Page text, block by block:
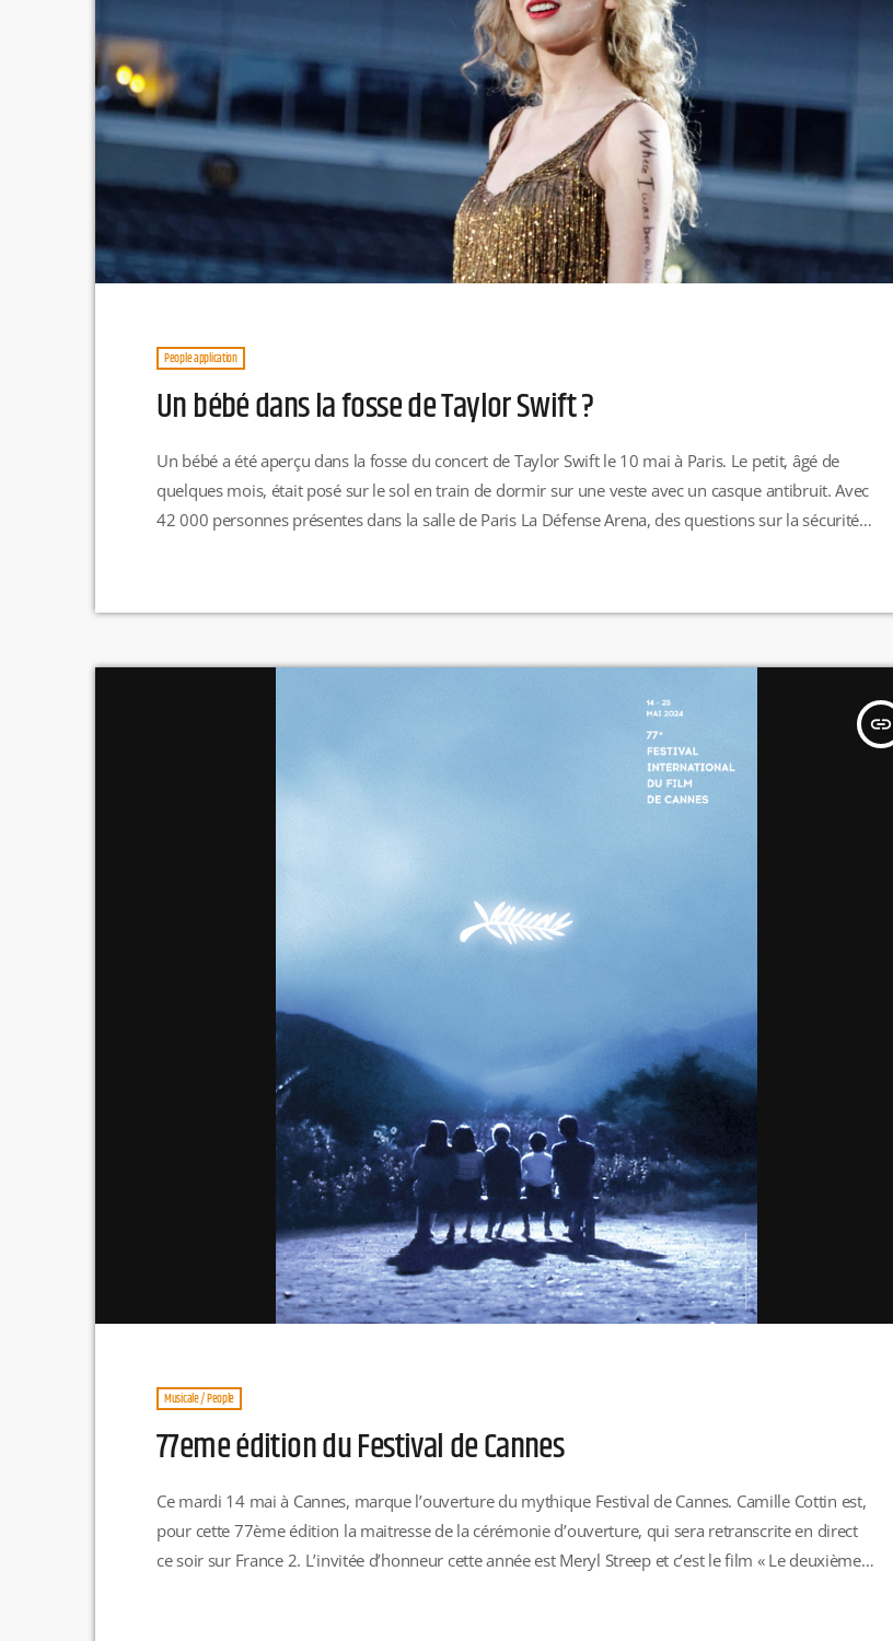
People application
Un bébé dans la fosse de Taylor Swift ?
Un bébé a été aperçu dans la fosse du concert de Taylor Swift le 10 mai à Paris. Le petit, âgé de
quelques mois, était posé sur le sol en train de dormir sur une veste avec un casque antibruit. Avec
42 000 personnes présentes dans la salle de Paris La Défense Arena, des questions sur la sécurité
insert_link
Musicale / People
77eme édition du Festival de Cannes
Ce mardi 14 mai à Cannes, marque l’ouverture du mythique Festival de Cannes. Camille Cottin est,
pour cette 77ème édition la maitresse de la cérémonie d’ouverture, qui sera retranscrite en direct
ce soir sur France 2. L’invitée d’honneur cette année est Meryl Streep et c’est le film « Le deuxième